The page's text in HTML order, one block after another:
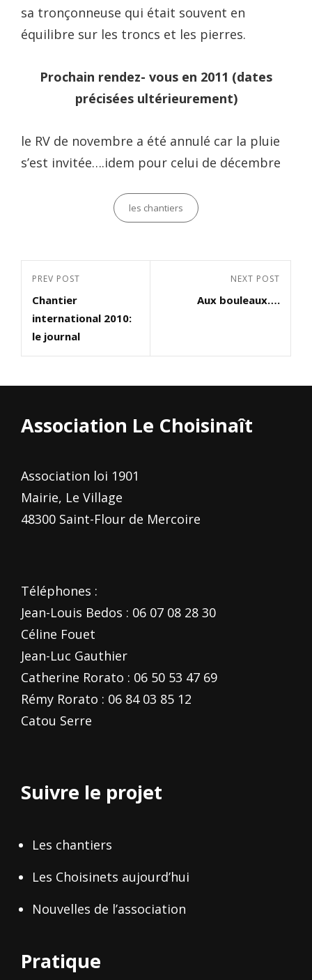
sa tronçonneuse qui était souvent en
équilibre sur les troncs et les pierres.
Prochain rendez- vous en 2011 (dates
précisées ultérieurement)
le RV de novembre a été annulé car la pluie
s’est invitée….idem pour celui de décembre
Categories
les chantiers
Navigation
de
l’article
Previous
Post
PREV POST
Chantier
international 2010:
le journal
Post
NEXT POST
Aux bouleaux….
Association Le Choisinaît
Association loi 1901
Mairie, Le Village
48300 Saint-Flour de Mercoire
Téléphones :
Jean-Louis Bedos : 06 07 08 28 30
Céline Fouet
Jean-Luc Gauthier
Catherine Rorato : 06 50 53 47 69
Rémy Rorato : 06 84 03 85 12
Catou Serre
Suivre le projet
Les chantiers
Les Choisinets aujourd’hui
Nouvelles de l’association
Pratique